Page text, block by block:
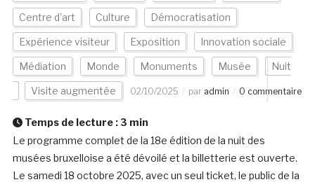
Centre d'art Culture Démocratisation
Expérience visiteur Exposition Innovation sociale
Médiation Monde Monuments Musée Nuit
Visite augmentée 02/10/2025 par admin 0 commentaire
Temps de lecture : 3 min
Le programme complet de la 18e édition de la nuit des
musées bruxelloise a été dévoilé et la billetterie est ouverte.
Le samedi 18 octobre 2025, avec un seul ticket, le public de la